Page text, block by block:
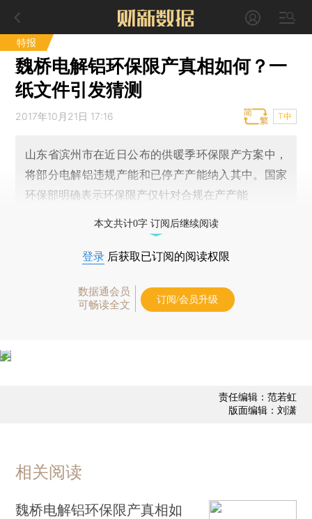
特报
魏桥电解铝环保限产真相如何？一
纸文件引发猜测
2017年10月21日 17:16 T中
山东省滨州市在近日公布的供暖季环保限产方案中，
将部分电解铝违规产能和已停产产能纳入其中。国家
环保部明确表示环保限产仅针对合规在产产能
本文共计0字 订阅后继续阅读
登录 后获取已订阅的阅读权限
数据通会员
可畅读全文
订阅/会员升级
责任编辑：范若虹
版面编辑：刘潇
相关阅读
魏桥电解铝环保限产真相如